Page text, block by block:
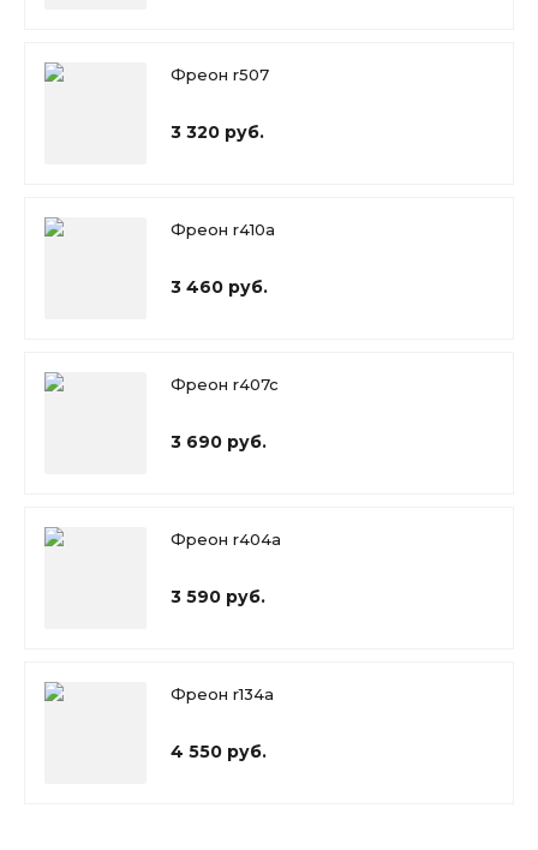
Фреон r507
3 320 руб.
Фреон r410a
3 460 руб.
Фреон r407c
3 690 руб.
Фреон r404a
3 590 руб.
Фреон r134a
4 550 руб.